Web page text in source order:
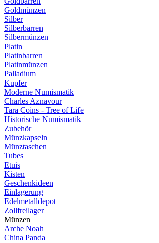
Goldmünzen
Silber
Silberbarren
Silbermünzen
Platin
Platinbarren
Platinmünzen
Palladium
Kupfer
Moderne Numismatik
Charles Aznavour
Tara Coins - Tree of Life
Historische Numismatik
Zubehör
Münzkapseln
Münztaschen
Tubes
Etuis
Kisten
Geschenkideen
Einlagerung
Edelmetalldepot
Zollfreilager
Münzen
Arche Noah
China Panda